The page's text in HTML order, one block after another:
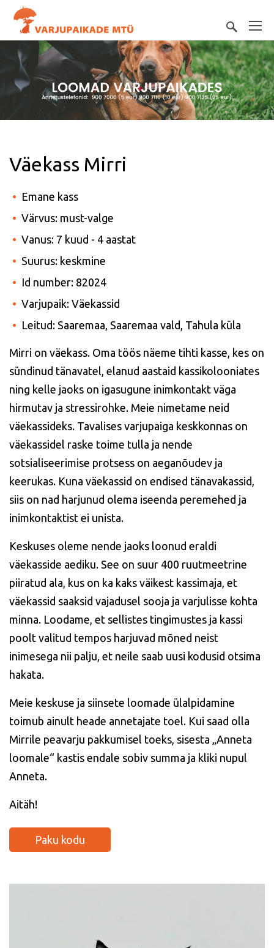
Väekass Mirri
Emane kass
Värvus: must-valge
Vanus: 7 kuud - 4 aastat
Suurus: keskmine
Id number: 82024
Varjupaik: Väekassid
Leitud: Saaremaa, Saaremaa vald, Tahula küla
Mirri on väekass. Oma töös näeme tihti kasse, kes on
sündinud tänavatel, elanud aastaid kassikolooniates
ning kelle jaoks on igasugune inimkontakt väga
hirmutav ja stressirohke. Meie nimetame neid
väekassideks. Tavalises varjupaiga keskkonnas on
väekassidel raske toime tulla ja nende
sotsialiseerimise protsess on aeganõudev ja
keerukas. Kuna väekassid on endised tänavakassid,
siis on nad harjunud olema iseenda peremehed ja
inimkontaktist ei unista.
Keskuses oleme nende jaoks loonud eraldi
väekasside aediku. See on suur 400 ruutmeetrine
piiratud ala, kus on ka kaks väikest kassimaja, et
väekassid saaksid vajadusel sooja ja varjulisse kohta
minna. Loodame, et sellistes tingimustes ja kassi
poolt valitud tempos harjuvad mõned neist
inimesega nii palju, et neile saab uusi kodusid otsima
hakata.
Meie keskuse ja siinsete loomade ülalpidamine
toimub ainult heade annetajate toel. Kui saad olla
Mirrile peavarju pakkumisel toeks, sisesta „Anneta
loomale“ kastis endale sobiv summa ja kliki nupul
Anneta.
Aitäh!
Paku kodu